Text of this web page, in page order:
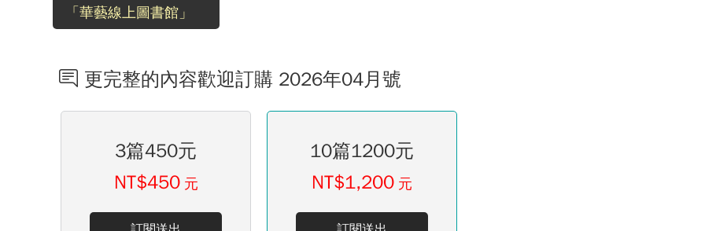
「華藝線上圖書館」
更完整的內容歡迎訂購 2026年04月號
3篇450元
NT$450 元
10篇1200元
NT$1,200 元